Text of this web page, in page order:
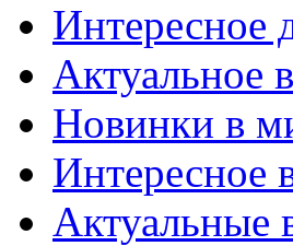
Интересное
Актуальное
Новинки в
Интересное
Актуальные